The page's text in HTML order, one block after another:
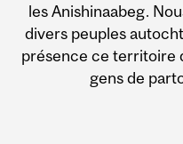
les Anishinaabeg.
divers peuples
présence ce territoire
gens de